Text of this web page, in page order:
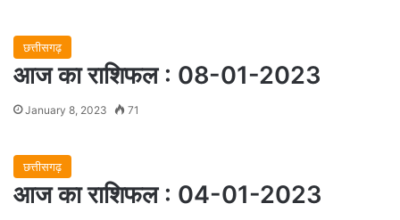
छत्तीसगढ़
आज का राशिफल : 08-01-2023
January 8, 2023 71
छत्तीसगढ़
आज का राशिफल : 04-01-2023